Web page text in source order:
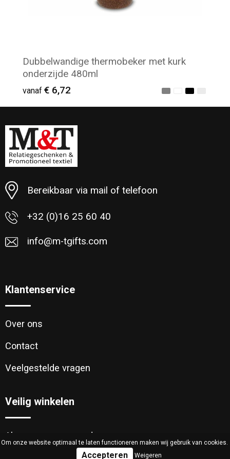
Dubbelwandige thermobeker met kurk
onderzijde 480ml
vanaf € 6,72
Minimale afname: 11
Bereikbaar via mail of telefoon
+32 (0)16 25 60 40
info@m-tgifts.com
Klantenservice
Over ons
Contact
Veelgestelde vragen
Veilig winkelen
Algemene voorwaarden
Om onze website optimaal te laten functioneren maken wij gebruik van cookies.
Weigeren